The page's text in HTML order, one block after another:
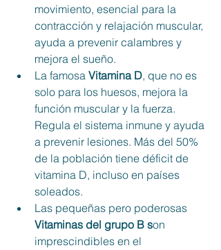
movimiento, esencial para la
contracción y relajación muscular,
ayuda a prevenir calambres y
mejora el sueño.
La famosa Vitamina D, que no es
solo para los huesos, mejora la
función muscular y la fuerza.
Regula el sistema inmune y ayuda
a prevenir lesiones. Más del 50%
de la población tiene déficit de
vitamina D, incluso en países
soleados.
Las pequeñas pero poderosas
Vitaminas del grupo B son
imprescindibles en el